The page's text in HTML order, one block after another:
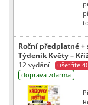
Roční předplatné +
Týdeník Květy –
12 vydání
ušetříte
doprava zdarma